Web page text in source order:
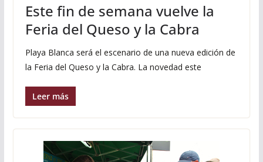
Este fin de semana vuelve la
Feria del Queso y la Cabra
Playa Blanca será el escenario de una nueva edición de
la Feria del Queso y la Cabra. La novedad este
Leer más